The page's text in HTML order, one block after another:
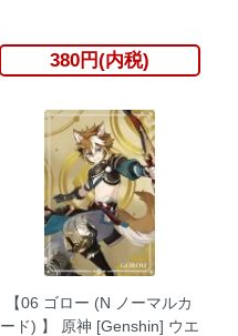
380円(内税)
【06 ゴロー (N ノーマルカ
ード) 】 原神 [Genshin] ウエ